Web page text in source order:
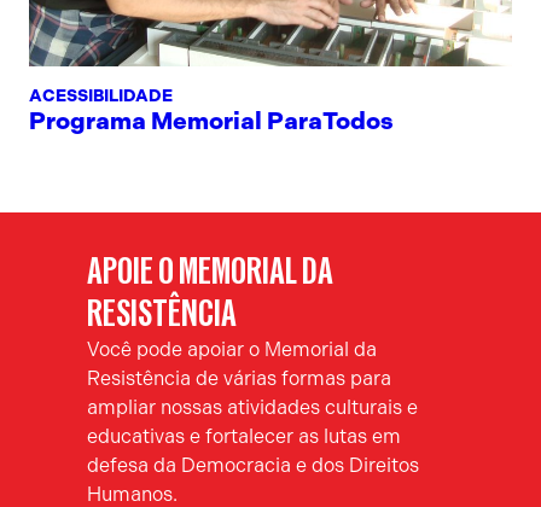
ACESSIBILIDADE
Programa Memorial ParaTodos
APOIE O MEMORIAL DA
RESISTÊNCIA
Você pode apoiar o Memorial da
Resistência de várias formas para
ampliar nossas atividades culturais e
educativas e fortalecer as lutas em
defesa da Democracia e dos Direitos
Humanos.